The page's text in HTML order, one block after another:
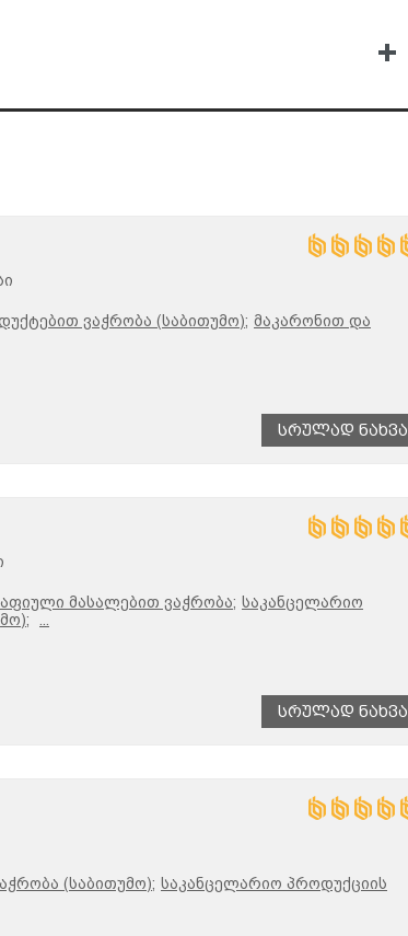
ვაჭრობა (საბითუმო); მაკარონით და
Სრულად Ნახვა
მასალებით ვაჭრობა; საკანცელარიო
Სრულად Ნახვა
(საბითუმო); საკანცელარიო პროდუქციის